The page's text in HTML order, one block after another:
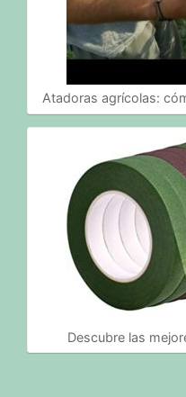
Atadoras agrícolas:
Descubre las